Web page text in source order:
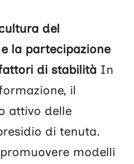
del
la partecipazione
di stabilità In
il
attivo delle
di tenuta.
modelli